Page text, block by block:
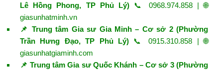
Lê Hồng Phong, TP Phủ Lý) 📞 0968.974.858 | 🌐
giasunhatminh.vn
📌 Trung tâm Gia sư Gia Minh – Cơ sở 2 (Phường
Trần Hưng Đạo, TP Phủ Lý) 📞 0915.310.858 | 🌐
giasunhatgiaminh.com
📌 Trung tâm Gia sư Quốc Khánh – Cơ sở 3 (Phường